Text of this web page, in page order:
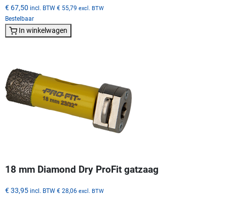
€ 67,50 incl. BTW € 55,79 excl. BTW
Bestelbaar
In winkelwagen
18 mm Diamond Dry ProFit gatzaag
€ 33,95 incl. BTW € 28,06 excl. BTW